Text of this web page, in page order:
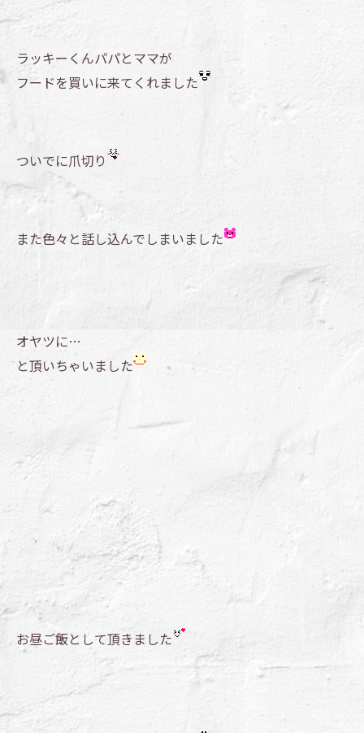
ラッキーくんパパとママが
フードを買いに来てくれました
ついでに爪切り
また色々と話し込んでしまいました
オヤツに…
と頂いちゃいました
お昼ご飯として頂きました